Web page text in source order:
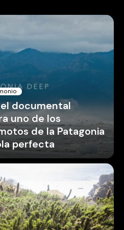
el documental
uno de los
de la Patagonia
perfecta